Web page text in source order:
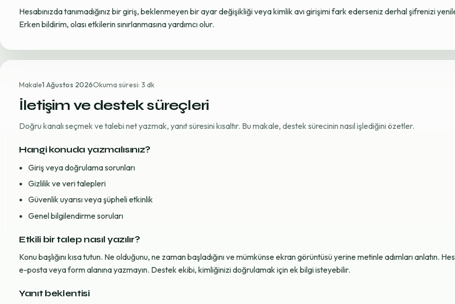
Hesabınızda tanımadığınız bir giriş, beklenmeyen bir ayar değişikliği veya kimlik avı girişimi fark ederseniz derhal şifrenizi
Erken bildirim, olası etkilerin sınırlanmasına yardımcı olur.
Makale1 Ağustos 2026Okuma süresi: 3 dk
İletişim ve destek süreçleri
Doğru kanalı seçmek ve talebi net yazmak, yanıt süresini kısaltır. Bu makale, destek sürecinin nasıl işlediğini özetler.
Hangi konuda yazmalısınız?
Giriş veya doğrulama sorunları
Gizlilik ve veri talepleri
Güvenlik uyarısı veya şüpheli etkinlik
Genel bilgilendirme soruları
Etkili bir talep nasıl yazılır?
Konu başlığını kısa tutun. Ne olduğunu, ne zaman başladığını ve mümkünse ekran görüntüsü yerine metinle adımları anlatın.
e-posta veya form alanına yazmayın. Destek ekibi, kimliğinizi doğrulamak için ek bilgi isteyebilir.
Yanıt beklentisi